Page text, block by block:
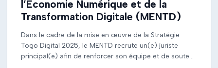
l’Économie Numérique et de la
Transformation Digitale (MENTD)
Dans le cadre de la mise en œuvre de la Stratégie
Togo Digital 2025, le MENTD recrute un(e) juriste
principal(e) afin de renforcer son équipe et de soutenir